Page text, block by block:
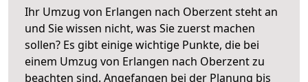
Ihr Umzug von Erlangen nach Oberzent steht an
und Sie wissen nicht, was Sie zuerst machen
sollen? Es gibt einige wichtige Punkte, die bei
einem Umzug von Erlangen nach Oberzent zu
beachten sind. Angefangen bei der Planung bis